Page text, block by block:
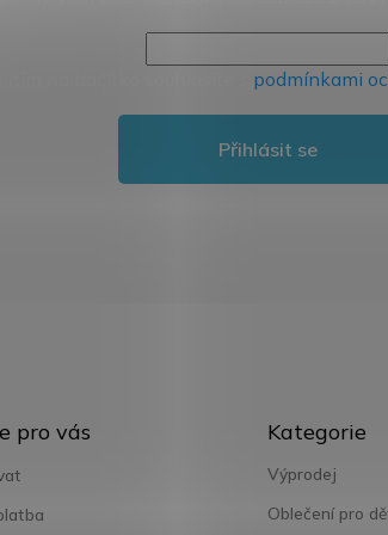
podmínkami
Přihlásit se
pro vás
kategorie
Kategorie
Výprodej
Oblečení pro